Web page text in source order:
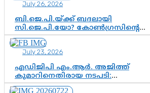
July 26, 2026
ബി.ജെ.പി.യ്ക്ക് ബദലായി
സി.ജെ.പി.യോ? കോൺഗ്രസിന്റെ
രാഷ്ട്രീയ ഇടം കൈവശപ്പെടുത്താൻ
സിജെപി ഉയർന്നുകഴിഞ്ഞോ?
ഇന്ത്യൻ രാഷ്ട്രീയത്തിലെ പുതിയ
വഴിത്തിരിവ്
July 23, 2026
എഡിജിപി എം.ആർ. അജിത്ത്
കുമാറിനെതിരായ നടപടി:
സസ്പെൻഷനിൽ ഒതുങ്ങുമോ,